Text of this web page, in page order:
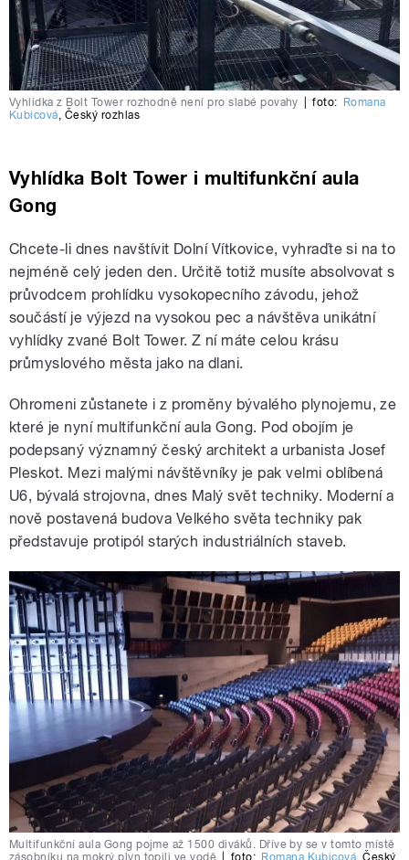
Vyhlídka z Bolt Tower rozhodně není pro slabé povahy foto:
Romana
Kubicová, Český rozhlas
Vyhlídka Bolt Tower i multifunkční aula
Gong
Chcete-li dnes navštívit Dolní Vítkovice, vyhraďte si na to
nejméně celý jeden den. Určitě totiž musíte absolvovat s
průvodcem prohlídku vysokopecního závodu, jehož
součástí je výjezd na vysokou pec a návštěva unikátní
vyhlídky zvané Bolt Tower. Z ní máte celou krásu
průmyslového města jako na dlani.
Ohromeni zůstanete i z proměny bývalého plynojemu, ze
které je nyní multifunkční aula Gong. Pod obojím je
podepsaný významný český architekt a urbanista Josef
Pleskot. Mezi malými návštěvníky je pak velmi oblíbená
U6, bývalá strojovna, dnes Malý svět techniky. Moderní a
nově postavená budova Velkého světa techniky pak
představuje protipól starých industriálních staveb.
Multifunkční aula Gong pojme až 1500 diváků. Dříve by se v tomto místě
zásobníku na mokrý plyn topili ve vodě
foto: Romana Kubicová ,Český